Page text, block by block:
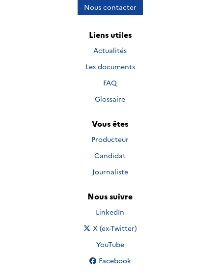
Nous contacter
Liens utiles
Actualités
Les documents
FAQ
Glossaire
Vous êtes
Producteur
Candidat
Journaliste
Nous suivre
Nous suivre sur
LinkedIn
Nous suivre sur
X (ex-Twitter)
Nous suivre sur
YouTube
Nous suivre sur
Facebook